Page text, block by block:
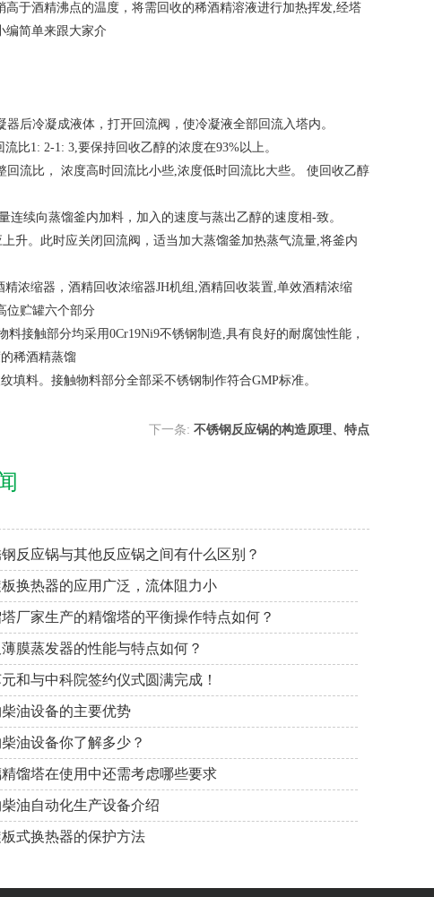
高于酒精沸点的温度，将需回收的稀酒精溶液进行加热挥发,经塔
编简单来跟大家介
后冷凝成液体，打开回流阀，使冷凝液全部回流入塔内。
比1: 2-1: 3,要保持回收乙醇的浓度在93%以上。
流比， 浓度高时回流比小些,浓度低时回流比大些。 使回收乙醇
续向蒸馏釜内加料，加入的速度与蒸出乙醇的速度相-致。
升。此时应关闭回流阀，适当加大蒸馏釜加热蒸气流量,将釜内
浓缩器，酒精回收浓缩器JH机组,酒精回收装置,单效酒精浓缩
位贮罐六个部分
料接触部分均采用0Cr19Ni9不锈钢制造,具有良好的耐腐蚀性能，
稀酒精蒸馏
填料。接触物料部分全部采不锈钢制作符合GMP标准。
下一条: 不锈钢反应锅的构造原理、特点
反应锅与其他反应锅之间有什么区别？
换热器的应用广泛，流体阻力小
厂家生产的精馏塔的平衡操作特点如何？
膜蒸发器的性能与特点如何？
和与中科院签约仪式圆满完成！
油设备的主要优势
油设备你了解多少？
馏塔在使用中还需考虑哪些要求
油自动化生产设备介绍
式换热器的保护方法